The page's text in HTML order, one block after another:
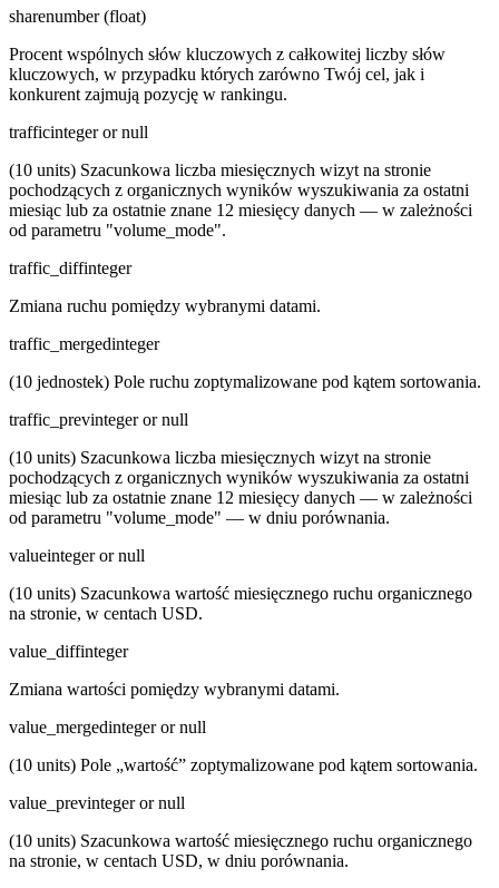
sharenumber (float)
Procent wspólnych słów kluczowych z całkowitej liczby słów
kluczowych, w przypadku których zarówno Twój cel, jak i
konkurent zajmują pozycję w rankingu.
trafficinteger or null
(10 units) Szacunkowa liczba miesięcznych wizyt na stronie
pochodzących z organicznych wyników wyszukiwania za ostatni
miesiąc lub za ostatnie znane 12 miesięcy danych — w zależności
od parametru "volume_mode".
traffic_diffinteger
Zmiana ruchu pomiędzy wybranymi datami.
traffic_mergedinteger
(10 jednostek) Pole ruchu zoptymalizowane pod kątem sortowania.
traffic_previnteger or null
(10 units) Szacunkowa liczba miesięcznych wizyt na stronie
pochodzących z organicznych wyników wyszukiwania za ostatni
miesiąc lub za ostatnie znane 12 miesięcy danych — w zależności
od parametru "volume_mode" — w dniu porównania.
valueinteger or null
(10 units) Szacunkowa wartość miesięcznego ruchu organicznego
na stronie, w centach USD.
value_diffinteger
Zmiana wartości pomiędzy wybranymi datami.
value_mergedinteger or null
(10 units) Pole „wartość” zoptymalizowane pod kątem sortowania.
value_previnteger or null
(10 units) Szacunkowa wartość miesięcznego ruchu organicznego
na stronie, w centach USD, w dniu porównania.